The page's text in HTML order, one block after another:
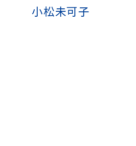
小松未可子